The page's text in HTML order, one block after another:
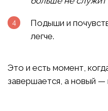
Подыши и
легче.
Это и есть момент,
завершается, а новый —